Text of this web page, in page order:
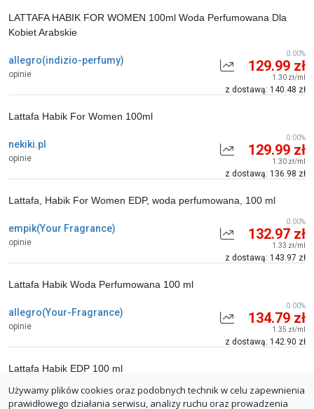
allegro(indizio-perfumy)
opinie
LATTAFA HABIK FOR WOMEN 100ml Woda Perfumowana Dla
Kobiet Arabskie
129.99 zł
1.30 zł/ml
z dostawą: 140.48 zł
0.00%
nekiki.pl
opinie
Lattafa Habik For Women 100ml
129.99 zł
1.30 zł/ml
z dostawą: 136.98 zł
0.00%
empik(Your Fragrance)
opinie
Lattafa, Habik For Women EDP, woda perfumowana, 100 ml
132.97 zł
1.33 zł/ml
z dostawą: 143.97 zł
0.00%
allegro(Your-Fragrance)
opinie
Lattafa Habik Woda Perfumowana 100 ml
134.79 zł
1.35 zł/ml
z dostawą: 142.90 zł
0.00%
orientarte.pl
Lattafa Habik EDP 100 ml
139.99 zł
0.00%
Używamy plików cookies oraz podobnych technik w celu zapewnienia
prawidłowego działania serwisu, analizy ruchu oraz prowadzenia